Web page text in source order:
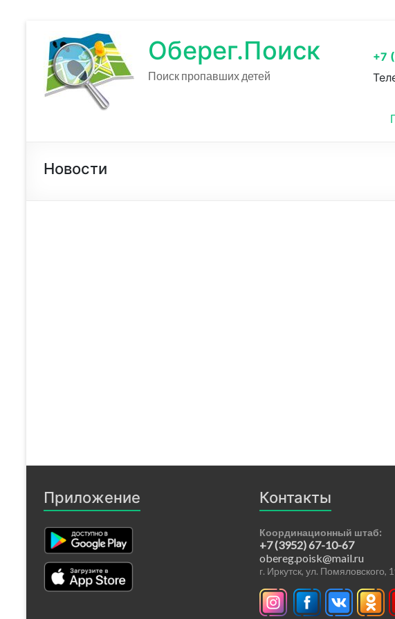
Оберег.Поиск
Поиск пропавших детей
+7
Новости
Приложение Контакты
Координационный штаб:
+7 (3952) 67-10-67
obereg.poisk@mail.ru
г. Иркутск, ул. Помяловского,